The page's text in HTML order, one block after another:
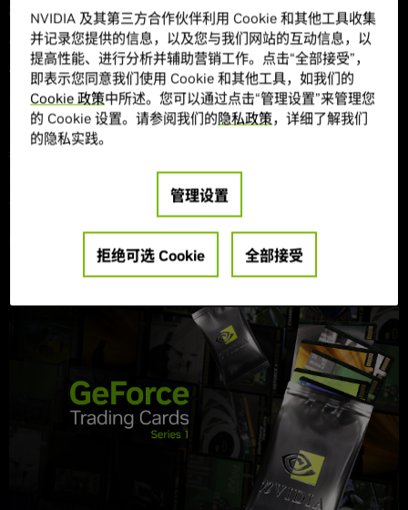
2026年7月14日
“战争机器：事变日 (Gears of War: E-Day)”将于 10
月 7 日发布，并支持 DLSS 4.5 和光线追踪
NVIDIA DLSS GeForce RTX GPU GeForce RTX 50 Series
NVIDIA RTX 精选故事
RTX 玩家在 8 月 6 日开启的抢先体验公测版和正式版游戏中，尽
NVIDIA 及其第三方合作伙伴利用 Cookie 和其他工具收集
并记录您提供的信息，以及您与我们网站的互动信息，以
提高性能、进行分析并辅助营销工作。点击“全部接受”，
即表示您同意我们使用 Cookie 和其他工具，如我们的
Cookie 政策中所述。您可以通过点击“管理设置”来管理您
的 Cookie 设置。请参阅我们的隐私政策，详细了解我们
的隐私实践。
管理设置
拒绝可选 Cookie 全部接受